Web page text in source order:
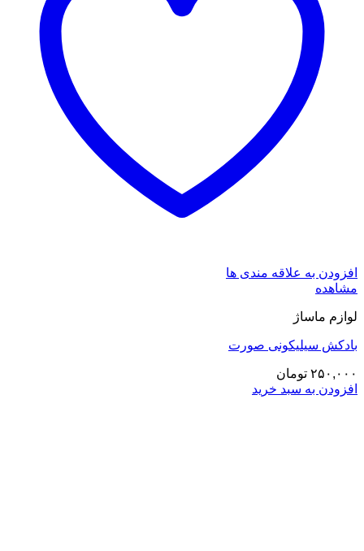
افزودن به علاقه مندی ها
مشاهده
لوازم ماساژ
بادکش سیلیکونی صورت
۲۵۰,۰۰۰ تومان
افزودن به سبد خرید